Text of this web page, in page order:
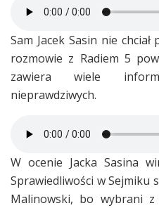
Sam Jacek Sasin nie
rozmowie z Radiem 5
zawiera wiele
nieprawdziwych.
W ocenie Jacka Sasina
Sprawiedliwości w Sejmiku
Malinowski, bo wybrani z